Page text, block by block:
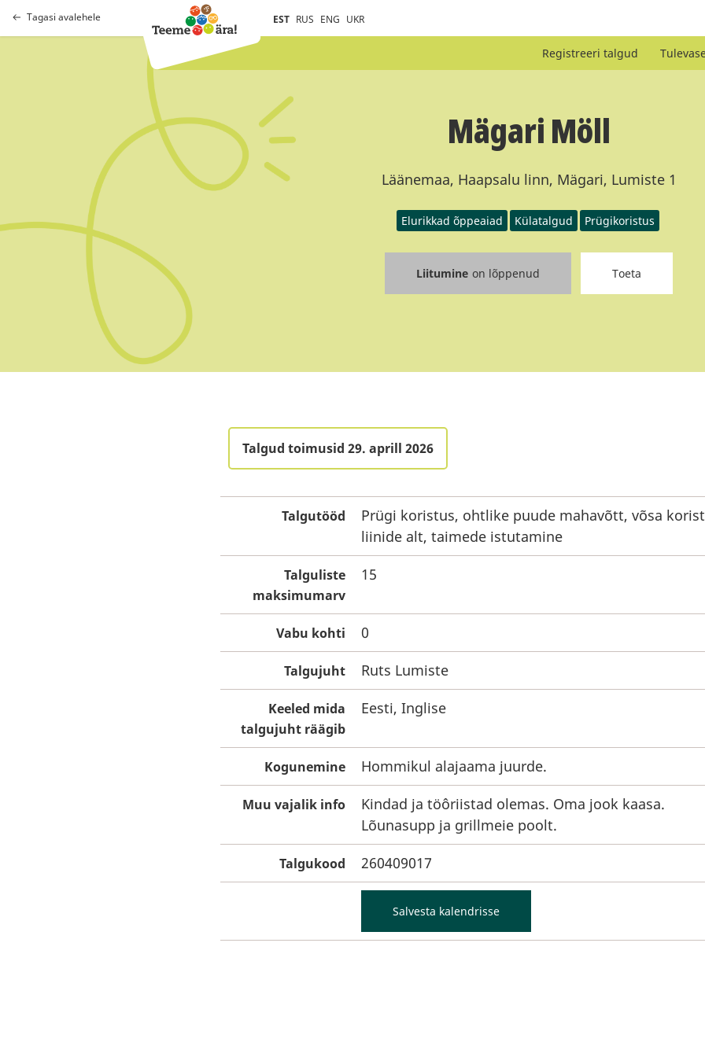
Tagasi avalehele EST RUS ENG UKR
Registreeri talgud
Mägari Möll
Läänemaa, Haapsalu linn, Mägari, Lumiste 1
Elurikkad õppeaiad Külatalgud Prügikoristus
Liitumine on lõppenud Toeta
Talgud toimusid 29. aprill 2026
Talgutööd
Prügi koristus, ohtlike puude mahavõtt, võsa
liinide alt, taimede istutamine
Talguliste
maksimumarv
15
Vabu kohti 0
Talgujuht Ruts Lumiste
Keeled mida
talgujuht räägib
Eesti, Inglise
Kogunemine Hommikul alajaama juurde.
Muu vajalik info
Kindad ja töôriistad olemas. Oma jook kaasa.
Lõunasupp ja grillmeie poolt.
Talgukood 260409017
Salvesta kalendrisse